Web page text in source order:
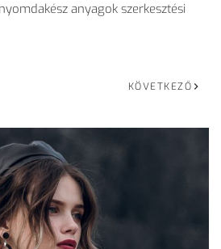
anyagok szerkesztési
KÖVETKEZŐ